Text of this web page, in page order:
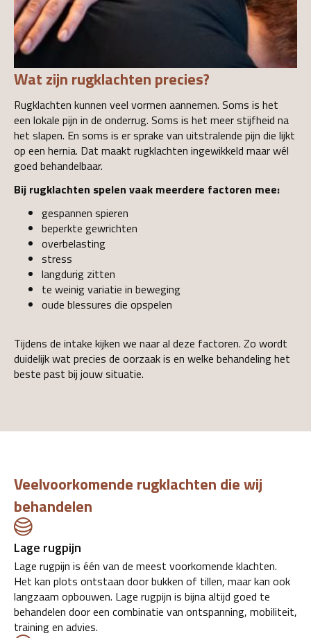
Wat zijn rugklachten precies?
Rugklachten kunnen veel vormen aannemen. Soms is het
een lokale pijn in de onderrug. Soms is het meer stijfheid na
het slapen. En soms is er sprake van uitstralende pijn die lijkt
op een hernia. Dat maakt rugklachten ingewikkeld maar wél
goed behandelbaar.
Bij rugklachten spelen vaak meerdere factoren mee:
gespannen spieren
beperkte gewrichten
overbelasting
stress
langdurig zitten
te weinig variatie in beweging
oude blessures die opspelen
Tijdens de intake kijken we naar al deze factoren. Zo wordt
duidelijk wat precies de oorzaak is en welke behandeling het
beste past bij jouw situatie.
Veelvoorkomende rugklachten die wij
behandelen
Lage rugpijn
Lage rugpijn is één van de meest voorkomende klachten.
Het kan plots ontstaan door bukken of tillen, maar kan ook
langzaam opbouwen. Lage rugpijn is bijna altijd goed te
behandelen door een combinatie van ontspanning, mobiliteit,
training en advies.